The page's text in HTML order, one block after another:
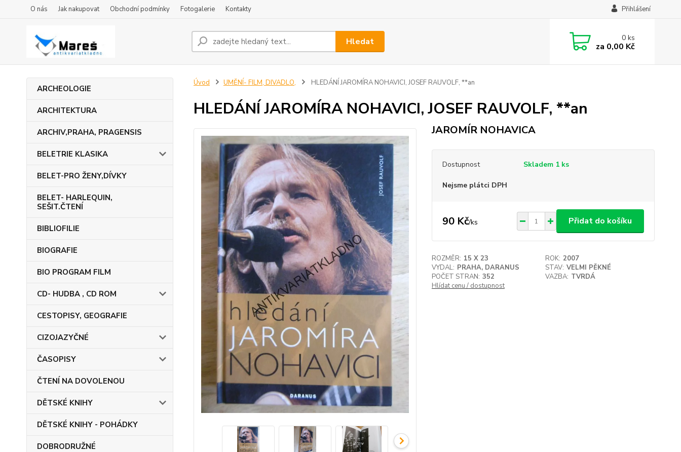
O nás Jak nakupovat Obchodní podmínky Fotogalerie Kontakty Přihlášení
Hledat 0ks
za 0,00 Kč
ARCHEOLOGIE
ARCHITEKTURA
ARCHIV,PRAHA, PRAGENSIS
BELETRIE KLASIKA
BELET-PRO ŽENY,DÍVKY
BELET- HARLEQUIN,
SEŠIT.ČTENÍ
BIBLIOFILIE
BIOGRAFIE
BIO PROGRAM FILM
CD- HUDBA , CD ROM
CESTOPISY, GEOGRAFIE
CIZOJAZYČNÉ
ČASOPISY
ČTENÍ NA DOVOLENOU
DĚTSKÉ KNIHY
DĚTSKÉ KNIHY - POHÁDKY
DOBRODRUŽNÉ
Úvod UMĚNÍ- FILM, DIVADLO, HLEDÁNÍ JAROMÍRA NOHAVICI, JOSEF RAUVOLF, **an
HLEDÁNÍ JAROMÍRA NOHAVICI, JOSEF RAUVOLF, **an
JAROMÍR NOHAVICA
Dostupnost Skladem 1 ks
Nejsme plátci DPH
90 Kč/ks Přidat do košíku
ROZMĚR: 15 X 23 ROK: 2007
VYDAL: PRAHA, DARANUS STAV: VELMI PĚKNÉ
POČET STRAN: 352 VAZBA: TVRDÁ
Hlídat cenu / dostupnost